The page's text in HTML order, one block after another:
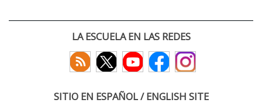
LA ESCUELA EN LAS REDES
SITIO EN ESPAÑOL / ENGLISH SITE